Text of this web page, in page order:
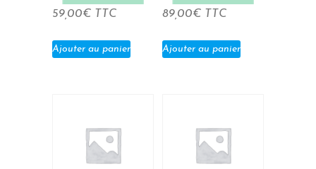
59,00€ TTC
Ajouter au panier
89,00€ TTC
Ajouter au panier